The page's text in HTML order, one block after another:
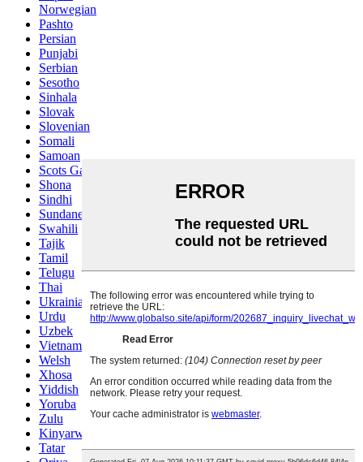
Norwegian
Pashto
Persian
Punjabi
Serbian
Sesotho
Sinhala
Slovak
Slovenian
Somali
Samoan
Scots Gaelic
Shona
Sindhi
Sundanese
Swahili
Tajik
Tamil
Telugu
Thai
Ukrainian
Urdu
Uzbek
Vietnamese
Welsh
Xhosa
Yiddish
Yoruba
Zulu
Kinyarwanda
Tatar